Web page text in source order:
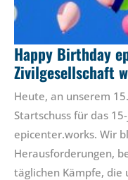
Happy Birthday
Zivilgesellschaft
Heute, an unserem
Startschuss für das
epicenter.works. Wir
Herausforderungen,
täglichen Kämpfe,